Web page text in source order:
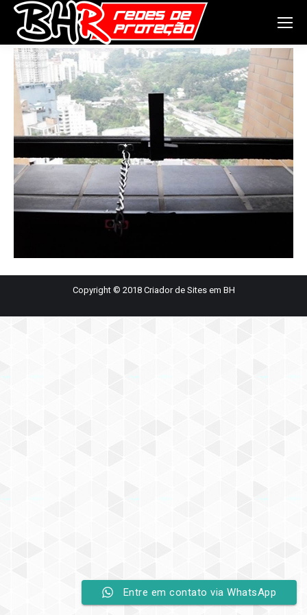
Copyright © 2018 Criador de Sites em BH
Entre em contato via WhatsApp